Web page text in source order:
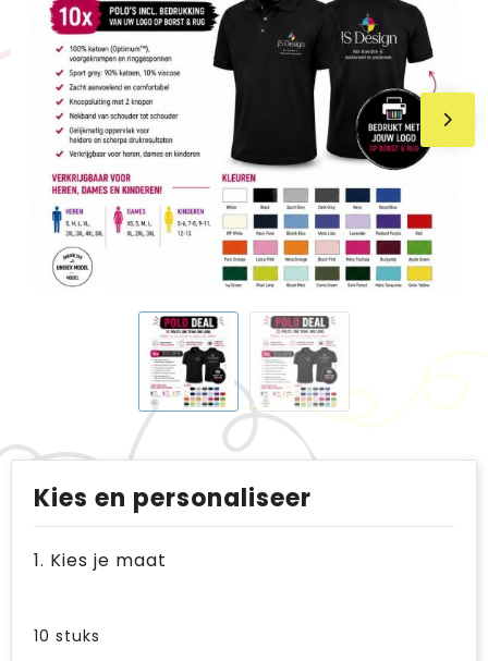
Brievenbuspakketten
Flexfit
Kies en personaliseer
1. Kies je maat
10 stuks